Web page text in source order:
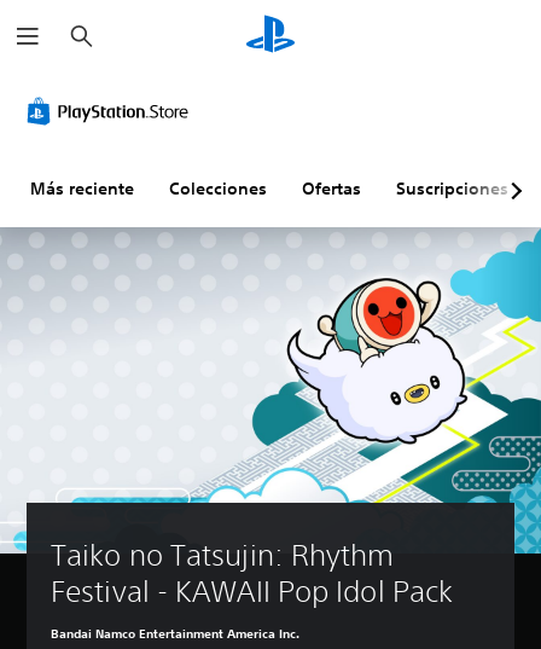
u
s
r
Más reciente Colecciones Ofertas Suscripciones
Taiko no Tatsujin: Rhythm
Festival - KAWAII Pop Idol Pack
Bandai Namco Entertainment America Inc.